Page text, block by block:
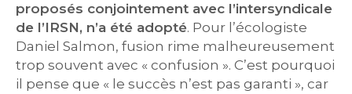
proposés conjointement avec l’intersyndicale
de l’IRSN, n’a été adopté. Pour l’écologiste
Daniel Salmon, fusion rime malheureusement
trop souvent avec « confusion ». C’est pourquoi
il pense que « le succès n’est pas garanti », car